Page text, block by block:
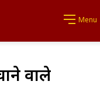
Menu
वाले